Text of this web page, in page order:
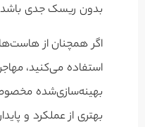
بدون ریسک جدی
اگر همچنان از
استفاده می‌کنید،
بهینه‌سازی‌شده
بهتری از عملکرد و